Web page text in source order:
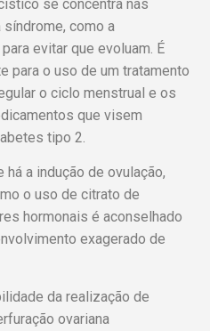
se concentra nas
como a
evitar que evoluam. É
para o uso de um tratamento
o ciclo menstrual e os
que visem
tipo 2.
a indução de ovulação,
o uso de citrato de
hormonais é aconselhado
exagerado de
da realização de
ovariana